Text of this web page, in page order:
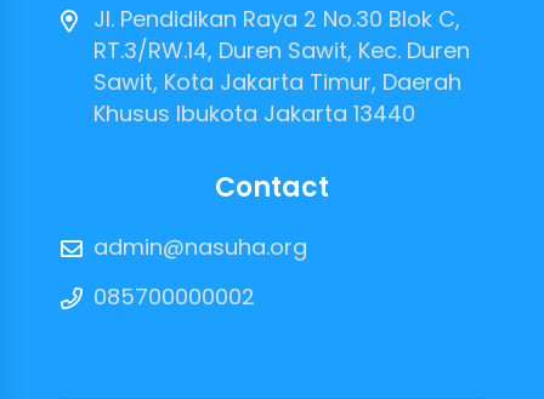
Jl. Pendidikan Raya 2 No.30 Blok C,
RT.3/RW.14, Duren Sawit, Kec. Duren
Sawit, Kota Jakarta Timur, Daerah
Khusus Ibukota Jakarta 13440
Contact
admin@nasuha.org
085700000002